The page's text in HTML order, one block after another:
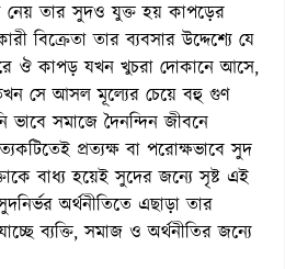
নেয় তার সুদও যুক্ত হয় কাপড়ের
বিক্রেতা তার ব্যবসার উদ্দেশ্যে যে
ঔ কাপড় যখন খুচরা দোকানে আসে,
সে আসল মূল্যের চেয়ে বহু গুণ
ভাবে সমাজে দৈনন্দিন জীবনে
প্রত্যক্ষ বা পরোক্ষভাবে সুদ
বাধ্য হয়েই সুদের জন্যে সৃষ্ট এই
অর্থনীতিতে এছাড়া তার
ব্যক্তি, সমাজ ও অর্থনীতির জন্যে